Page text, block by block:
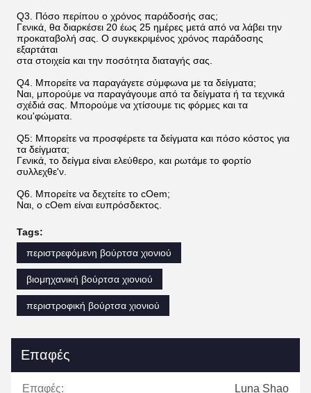
Q3. Πόσο περίπου ο χρόνος παράδοσής σας;
Γενικά, θα διαρκέσει 20 έως 25 ημέρες μετά από να λάβει την
προκαταβολή σας. Ο συγκεκριμένος χρόνος παράδοσης
εξαρτάται
στα στοιχεία και την ποσότητα διαταγής σας.
Q4. Μπορείτε να παραγάγετε σύμφωνα με τα δείγματα;
Ναι, μπορούμε να παραγάγουμε από τα δείγματα ή τα τεχνικά
σχέδιά σας. Μπορούμε να χτίσουμε τις φόρμες και τα
κοu'φώματα.
Q5: Μπορείτε να προσφέρετε τα δείγματα και πόσο κόστος για
τα δείγματα;
Γενικά, το δείγμα είναι ελεύθερο, και ρωτάμε το φορτίο
συλλεχθε'ν.
Q6. Μπορείτε να δεχτείτε το cOem;
Ναι, ο cOem είναι ευπρόσδεκτος.
Tags:
περιστρεφόμενη βούρτσα χιονιού
βιομηχανική βούρτσα χιονιού
περιστροφική βούρτσα χιονιού
Επαφές
Επαφές: Luna Shao